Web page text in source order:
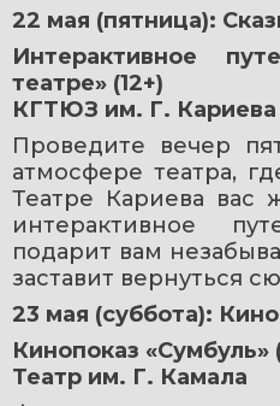
22 мая (пятница):
Интерактивное
театре» (12+)
КГТЮЗ им. Г. Кариева
Проведите вечер
атмосфере театра,
Театре Кариева вас
интерактивное
подарит вам
заставит вернуться
23 мая (суббота):
Кинопоказ «Сумбуль»
Театр им. Г. Камала